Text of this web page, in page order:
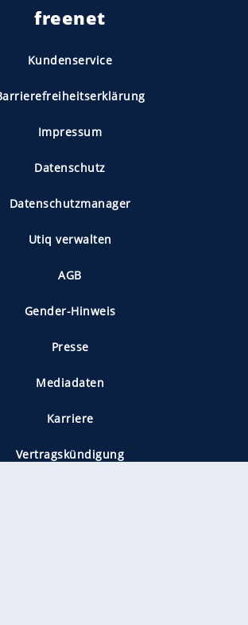
freenet
Kundenservice
Impressum
Datenschutz
Datenschutzmanager
Utiq verwalten
AGB
Gender-Hinweis
Presse
Mediadaten
Karriere
Vertragskündigung